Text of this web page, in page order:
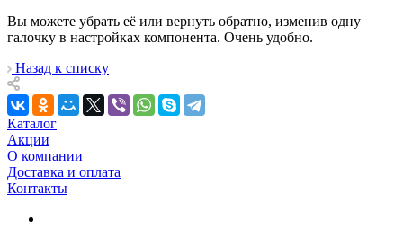
Вы можете убрать её или вернуть обратно, изменив одну
галочку в настройках компонента. Очень удобно.
Назад к списку
Каталог
Акции
О компании
Доставка и оплата
Контакты